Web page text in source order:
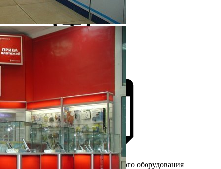
Более 25 лет на рынке торгового оборудования